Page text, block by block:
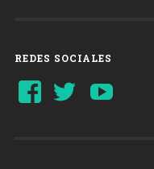
REDES SOCIALES
Ver
perfil
Ver
perfil